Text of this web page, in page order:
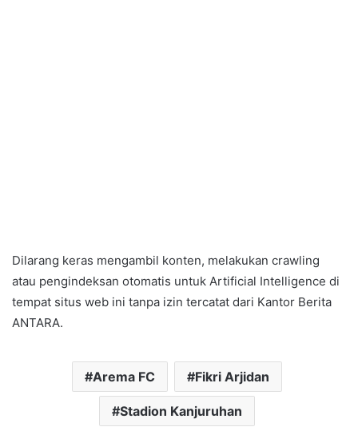
Dilarang keras mengambil konten, melakukan crawling
atau pengindeksan otomatis untuk Artificial Intelligence di
tempat situs web ini tanpa izin tercatat dari Kantor Berita
ANTARA.
Arema FC Fikri Arjidan
Stadion Kanjuruhan